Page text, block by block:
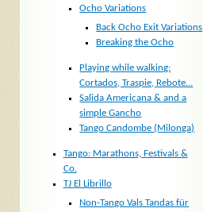
Ocho Variations
Back Ocho Exit Variations
Breaking the Ocho
Playing while walking:
Cortados, Traspie, Rebote…
Salida Americana & and a
simple Gancho
Tango Candombe (Milonga)
Tango: Marathons, Festivals &
Co.
TJ El Librillo
Non-Tango Vals Tandas für